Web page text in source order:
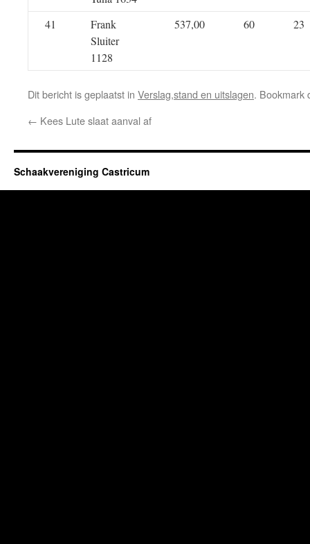
41
Frank
Sluiter
1128
537,00 60 23
Dit bericht is geplaatst in Verslag,stand en uitslagen. Bookmark
← Kees Lute slaat aanval af
Schaakvereniging Castricum